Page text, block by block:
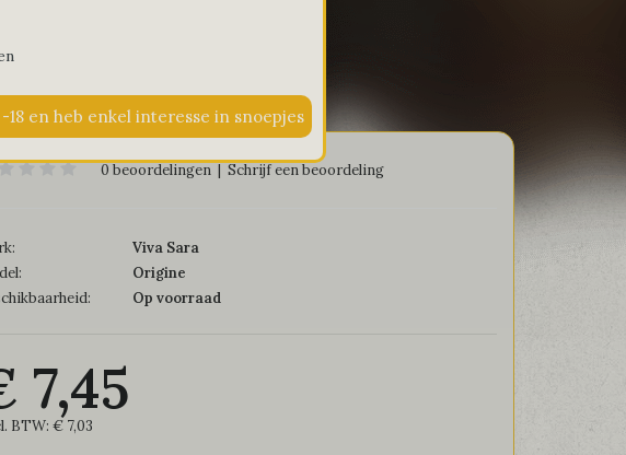
0 beoordelingen |Schrijf een beoordeling
Viva Sara
Origine
Op voorraad
7,45
BTW:€ 7,03